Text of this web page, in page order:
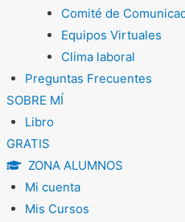
Comité de
Equipos Virtuales
Clima laboral
Preguntas Frecuentes
SOBRE MÍ
Libro
GRATIS
ZONA ALUMNOS
Mi cuenta
Mis Cursos